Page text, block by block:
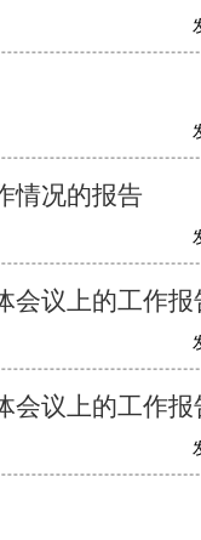
情况的报告
会议上的工作报
会议上的工作报